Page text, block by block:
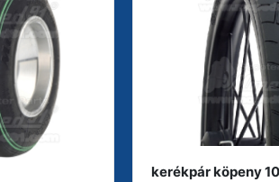
kerékpár köpeny